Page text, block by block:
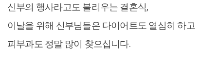
신부의 행사라고도 불리우는 결혼식,
이날을 위해 신부님들은 다이어트도 열심히 하고
피부과도 정말 많이 찾으십니다.